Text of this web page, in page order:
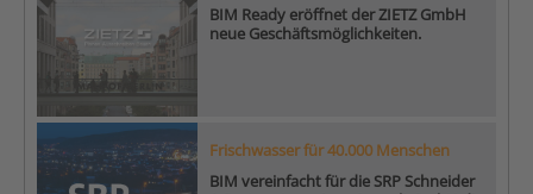
BIM Ready eröffnet der ZIETZ GmbH
neue Geschäftsmöglichkeiten.
Frischwasser für 40.000 Menschen
BIM vereinfacht für die SRP Schneider